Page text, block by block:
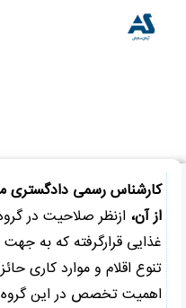
کارشناس رسمی دادگستری
از آن، ازنظر صلاحیت در
غذایی قرارگرفته که به
تنوع اقلام و موارد کاری
اهمیت تخصص در این گروه